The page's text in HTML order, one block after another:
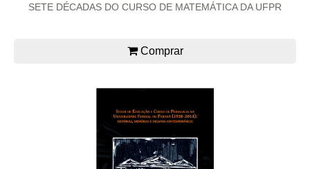
SETE DÉCADAS DO CURSO DE MATEMÁTICA DA UFPR
Comprar